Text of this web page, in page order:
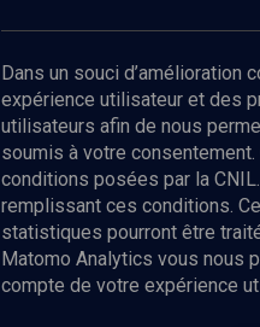
Nos
Dans un souci d’amélioration
expérience utilisateur et des
utilisateurs afin de nous
soumis à votre
conditions posées par la
remplissant ces conditions.
statistiques pourront être
Matomo Analytics vous nous
compte de votre expérience